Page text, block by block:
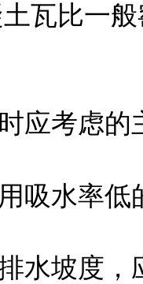
瓦比一
应考虑
吸水率低
水坡度